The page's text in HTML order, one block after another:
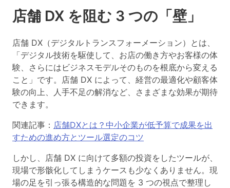
店舗 DX を阻む 3 つの「壁」
店舗 DX（デジタルトランスフォーメーション）とは、
「デジタル技術を駆使して、お店の働き方やお客様の体
験、さらにはビジネスモデルそのものを根底から変える
こと」 です。店舗 DX によって、経営の最適化や顧客体
験の向上、人手不足の解消など、さまざまな効果が期待
できます。
関連記事： 店舗DXとは？中小企業が低予算で成果を出
すための進め方とツール選定のコツ
しかし、店舗 DX に向けて多額の投資をしたツールが、
現場で形骸化してしまうケースも少なくありません。現
場の足を引っ張る構造的な問題を 3 つの視点で整理し